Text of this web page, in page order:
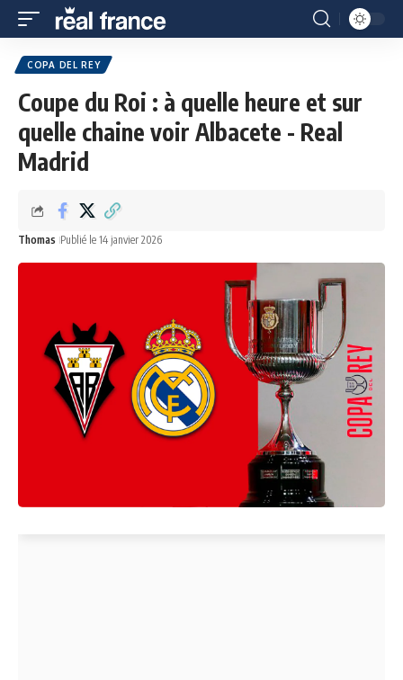
COPA DEL REY
Coupe du Roi : à quelle heure et sur
quelle chaine voir Albacete - Real
Madrid
Thomas Publié le 14 janvier 2026